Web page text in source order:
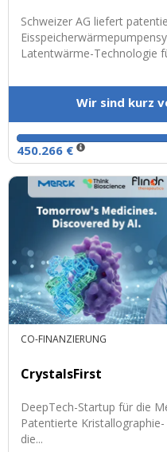
Schweizer AG liefert
Latentwärme-Technologie
Wir sind kurz
450.266 €
CO-FINANZIERUNG
CrystalsFirst
DeepTech-Startup für die
Patentierte
die...